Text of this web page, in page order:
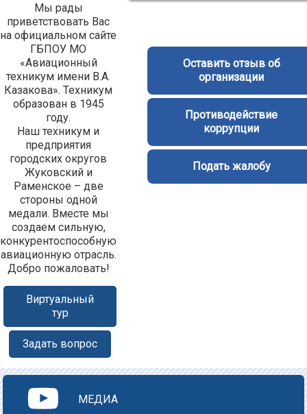
Мы рады
приветствовать Вас
на официальном сайте
ГБПОУ МО
«Авиационный
техникум имени В.А.
Казакова». Техникум
образован в 1945
году.
Наш техникум и
предприятия
городских округов
Жуковский и
Раменское – две
стороны одной
медали. Вместе мы
создаем сильную,
конкурентоспособную
авиационную отрасль.
Добро пожаловать!
Виртуальный
тур
Задать вопрос
Оставить отзыв об
организации
Противодействие
коррупции
Подать жалобу
МЕДИА